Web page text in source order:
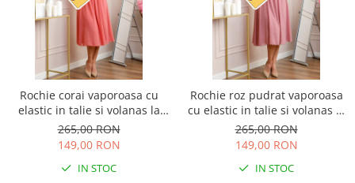
Rochie corai vaporoasa cu
elastic in talie si volanas la
decolteu Allegra
265,00 RON
149,00 RON
IN STOC
Rochie roz pudrat vaporoasa
cu elastic in talie si volanas la
decolteu Allegra
265,00 RON
149,00 RON
IN STOC